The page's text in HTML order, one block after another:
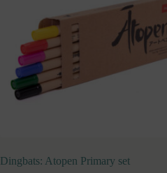
Dingbats: Atopen Primary set